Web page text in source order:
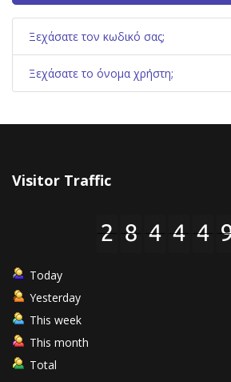
Ξεχάσατε τον κωδικό σας;
Ξεχάσατε το όνομα χρήστη;
Visitor Traffic
Today
Yesterday
This week
This month
Total